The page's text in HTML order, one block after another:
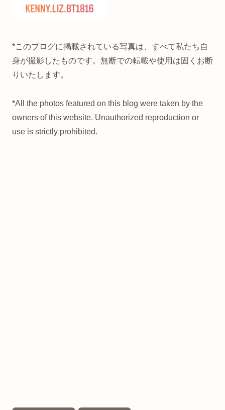
*このブログに掲載されている写真は、すべて私たち自
身が撮影したものです。無断での転載や使用は固くお断
りいたします。
*All the photos featured on this blog were taken by the
owners of this website. Unauthorized reproduction or
use is strictly prohibited.